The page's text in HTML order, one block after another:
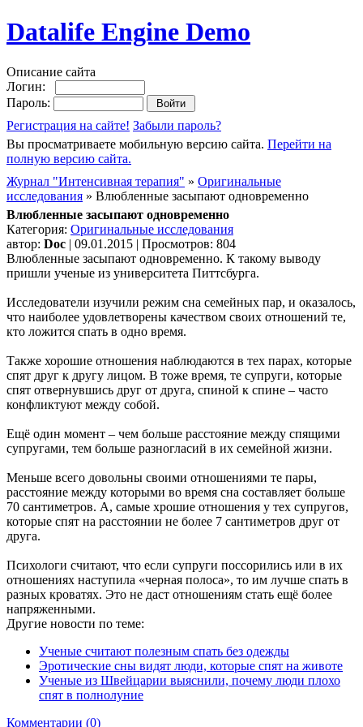
Datalife Engine Demo
Описание сайта
Логин:
Пароль:
Регистрация на сайте! Забыли пароль?
Вы просматриваете мобильную версию сайта. Перейти на
полную версию сайта.
Журнал "Интенсивная терапия" » Оригинальные
исследования » Влюбленные засыпают одновременно
Влюбленные засыпают одновременно
Категория: Оригинальные исследования
автор: Doc | 09.01.2015 | Просмотров: 804
Влюбленные засыпают одновременно. К такому выводу
пришли ученые из университета Питтсбурга.
Исследователи изучили режим сна семейных пар, и оказалось,
что наиболее удовлетворены качеством своих отношений те,
кто ложится спать в одно время.
Также хорошие отношения наблюдаются в тех парах, которые
спят друг к другу лицом. В тоже время, те супруги, которые
спят отвернувшись друг от друга, спиной к спине – часто
конфликтуют между собой.
Ещё один момент – чем больше расстояние между спящими
супругами, тем больше разногласий в их семейной жизни.
Меньше всего довольны своими отношениями те пары,
расстояние между которыми во время сна составляет больше
70 сантиметров. А, самые хрошие отношения у тех супругов,
которые спят на расстоянии не более 7 сантиметров друг от
друга.
Психологи считают, что если супруги поссорились или в их
отношениях наступила «черная полоса», то им лучше спать в
разных кроватях. Это не даст отношениям стать ещё более
напряженными.
Другие новости по теме:
Ученые считают полезным спать без одежды
Эротические сны видят люди, которые спят на животе
Ученые из Швейцарии выяснили, почему люди плохо
спят в полнолуние
Комментарии (0)